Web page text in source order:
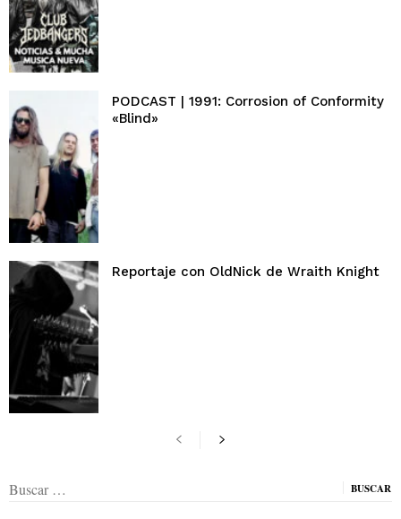
PODCAST | 1991: Corrosion of Conformity
«Blind»
Reportaje con OldNick de Wraith Knight
Buscar: